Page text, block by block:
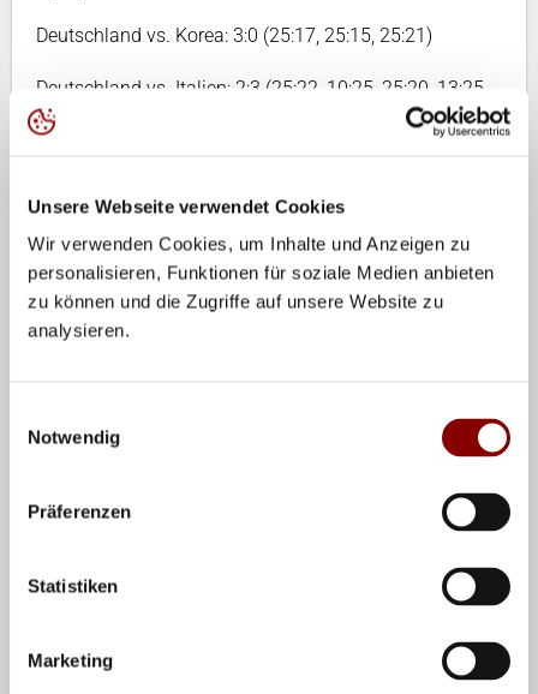
Unsere Webseite verwendet Cookies
Wir verwenden Cookies, um Inhalte und Anzeigen zu
personalisieren, Funktionen für soziale Medien anbieten
zu können und die Zugriffe auf unsere Website zu
analysieren.
Notwendig
Präferenzen
Statistiken
Marketing
Deutschland vs. Korea: 3:0 (25:17, 25:15, 25:21)
Deutschland vs. Italien: 2:3 (25:22, 10:25, 25:20, 13:25,
9:15)
20:25, 8:15)
Deutschland vs. Tschechien: 3:1 (25:22, 25:18, 22:25,
25:23)
Kompletter Spielplan VNL
Position
3 Annie Cesar
5 Corina Glaab
Außenangriff